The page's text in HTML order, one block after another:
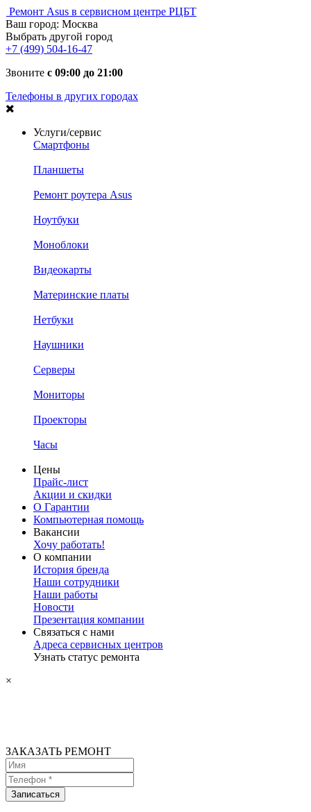
Ремонт Asus в сервисном центре РЦБТ
Ваш город: Москва
Выбрать другой город
+7 (499) 504-16-47
Звоните с 09:00 до 21:00
Телефоны в других городах
Услуги/сервис
Смартфоны
Планшеты
Ремонт роутера Asus
Ноутбуки
Моноблоки
Видеокарты
Материнские платы
Нетбуки
Наушники
Серверы
Мониторы
Проекторы
Часы
Цены
Прайс-лист
Акции и скидки
О Гарантии
Компьютерная помощь
Вакансии
Хочу работать!
О компании
История бренда
Наши сотрудники
Наши работы
Новости
Презентация компании
Связаться с нами
Адреса сервисных центров
Узнать статус ремонта
×
ЗАКАЗАТЬ РЕМОНТ